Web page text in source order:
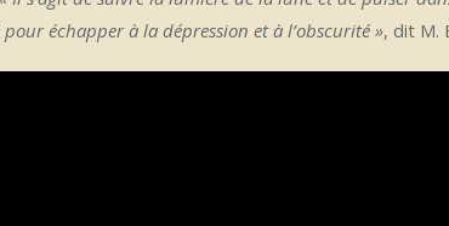
échapper à la dépression et à l’obscurité », dit M.